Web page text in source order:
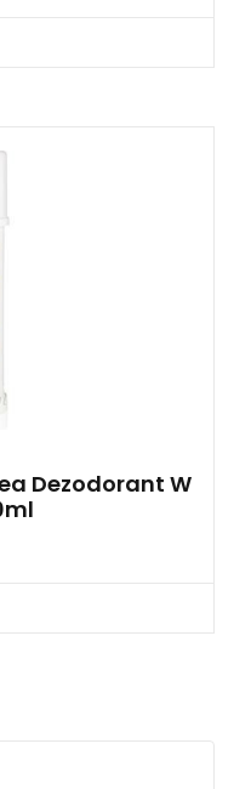
Dezodorant W